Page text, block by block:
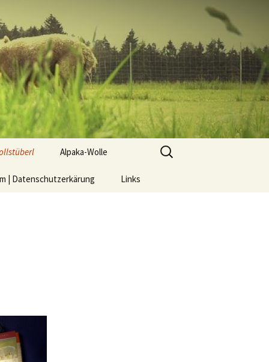
– Steppdecke –
Alpaka-Wolle
Der Gesundheit zuliebe –
Produkte aus/mit
| Datenschutzerkärung Links
Suchen
nach: